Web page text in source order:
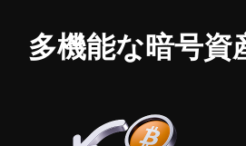
多機能な暗号資